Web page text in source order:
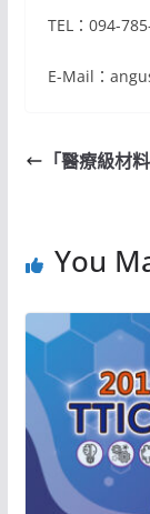
TEL：094-
E-Mail：
「醫療級材
You